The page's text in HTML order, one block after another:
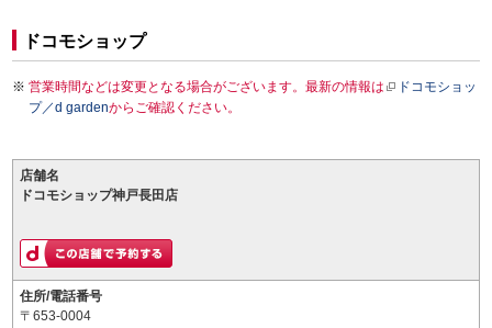
ドコモショップ
営業時間などは変更となる場合がございます。最新の情報は
ドコモショッ
プ／d gardenからご確認ください。
店舗名
ドコモショップ神戸長田店
住所/電話番号
〒653-0004